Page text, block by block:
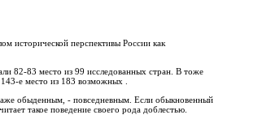
исторической перспективы России как
82-83 место из 99 исследованных стран. В тоже
е место из 183 возможных .
обыденным, - повседневным. Если обыкновенный
такое поведение своего рода доблестью.